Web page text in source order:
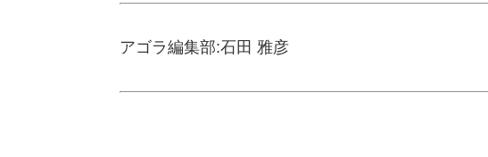
アゴラ編集部:石田 雅彦